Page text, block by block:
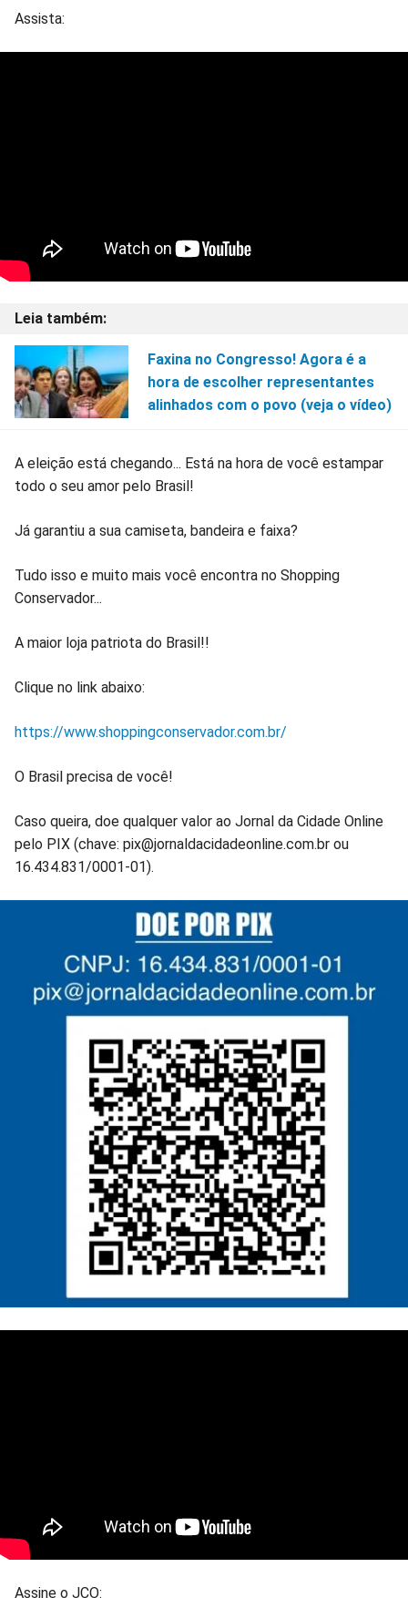
Assista:
Faxina no Congresso! Agora é a
hora de escolher representantes
alinhados com o povo (veja o vídeo)
A eleição está chegando... Está na hora de você estampar
todo o seu amor pelo Brasil!
Já garantiu a sua camiseta, bandeira e faixa?
Tudo isso e muito mais você encontra no Shopping
Conservador...
A maior loja patriota do Brasil!!
Clique no link abaixo:
https://www.shoppingconservador.com.br/
O Brasil precisa de você!
Caso queira, doe qualquer valor ao Jornal da Cidade Online
pelo PIX (chave: pix@jornaldacidadeonline.com.br ou
16.434.831/0001-01).
Assine o JCO: